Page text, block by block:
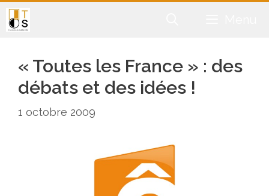
Aller
au
« Toutes les France » : des
débats et des idées !
1 octobre 2009